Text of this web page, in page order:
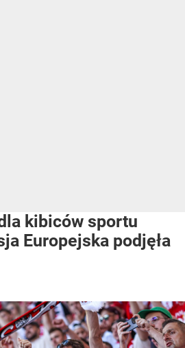
kibiców sportu
Europejska podjęła